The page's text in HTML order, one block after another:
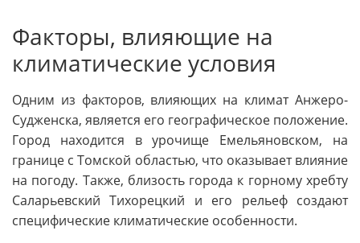
Факторы, влияющие на
климатические условия
Одним из факторов, влияющих на климат Анжеро-
Судженска, является его географическое положение.
Город находится в урочище Емельяновском, на
границе с Томской областью, что оказывает влияние
на погоду. Также, близость города к горному хребту
Саларьевский Тихорецкий и его рельеф создают
специфические климатические особенности.